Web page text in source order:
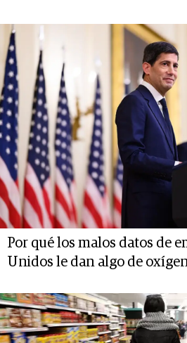
Por qué los malos datos de
Unidos le dan algo de